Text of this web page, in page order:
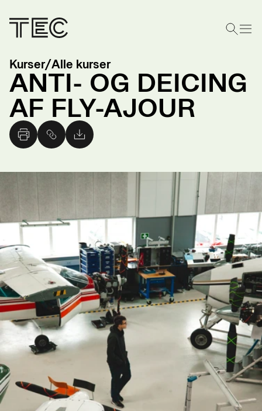
Kurser/Alle kurser
ANTI- OG DEICING
AF FLY-AJOUR